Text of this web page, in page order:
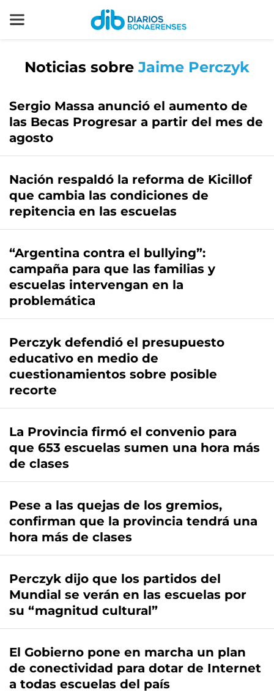
Noticias sobreJaime Perczyk
Sergio Massa anunció el aumento de
las Becas Progresar a partir del mes de
agosto
Nación respaldó la reforma de Kicillof
que cambia las condiciones de
repitencia en las escuelas
“Argentina contra el bullying”:
campaña para que las familias y
escuelas intervengan en la
problemática
Perczyk defendió el presupuesto
educativo en medio de
cuestionamientos sobre posible
recorte
La Provincia firmó el convenio para
que 653 escuelas sumen una hora más
de clases
Pese a las quejas de los gremios,
confirman que la provincia tendrá una
hora más de clases
Perczyk dijo que los partidos del
Mundial se verán en las escuelas por
su “magnitud cultural”
El Gobierno pone en marcha un plan
de conectividad para dotar de Internet
a todas escuelas del país